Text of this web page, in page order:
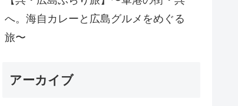
へ。海自カレーと広島グルメをめぐる
旅〜
アーカイブ